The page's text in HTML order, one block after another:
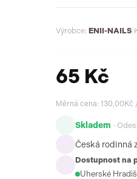
Výrobce: ENII-NAILS
65 Kč
Měrná cena: 130,00Kč
Skladem ·
Česká rodinná
Dostupnost na
Uherské